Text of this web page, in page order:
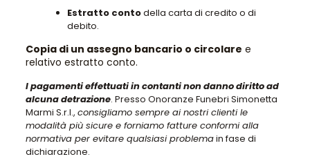
Estratto contodella carta di credito o di
debito.
Copia di un assegno bancario o circolare e
relativo estratto conto.
I pagamenti effettuati in contanti non danno diritto ad
alcuna detrazione. Presso Onoranze Funebri Simonetta
Marmi S.r.l., consigliamo sempre ai nostri clienti le
modalità più sicure e forniamo fatture conformi alla
normativa per evitare qualsiasi problemain fase di
dichiarazione.